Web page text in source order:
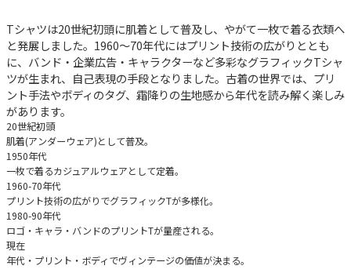
Tシャツは20世紀初頭に肌着として普及し、やがて一枚で着る衣類へ
と発展しました。1960～70年代にはプリント技術の広がりととも
に、バンド・企業広告・キャラクターなど多彩なグラフィックTシャ
ツが生まれ、自己表現の手段となりました。古着の世界では、プリ
ント手法やボディのタグ、霜降りの生地感から年代を読み解く楽しみ
があります。
20世紀初頭
肌着(アンダーウェア)として普及。
1950年代
一枚で着るカジュアルウェアとして定着。
1960-70年代
プリント技術の広がりでグラフィックTが多様化。
1980-90年代
ロゴ・キャラ・バンドのプリントTが量産される。
現在
年代・プリント・ボディでヴィンテージの価値が決まる。